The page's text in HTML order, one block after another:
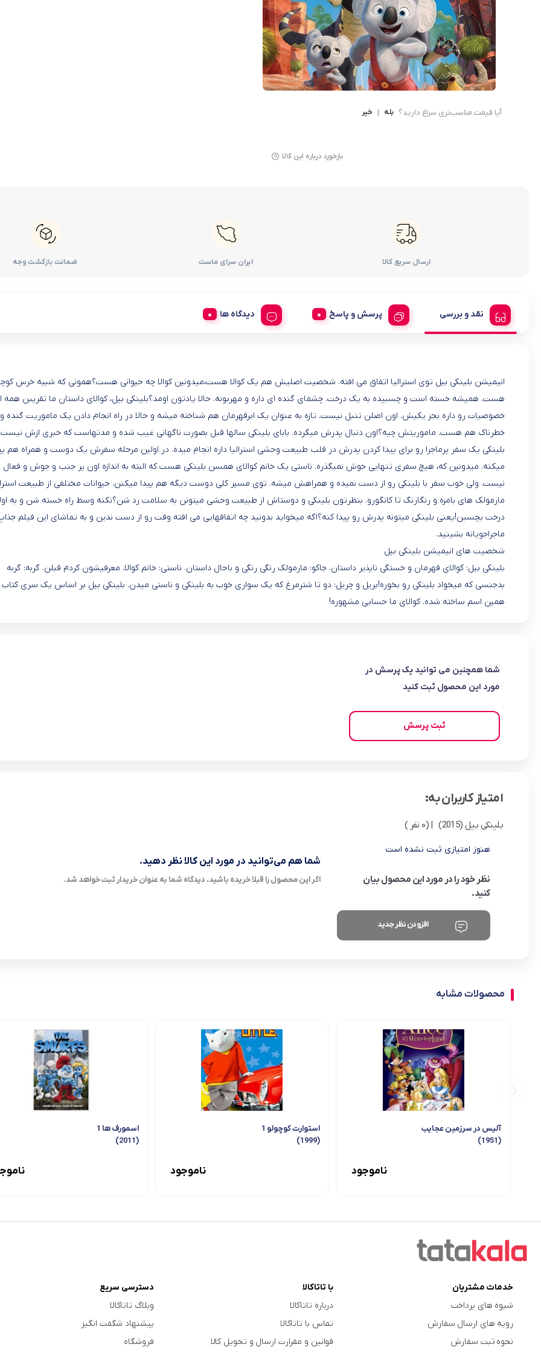
یخچال مینی بار
ابزارآلات و تجهیزات
کالای دیجیتال
سلامت و پزشکی
بازی و سرگرمی
آیا قیمت مناسب‌تری سراغ دارید؟ بله | خیر
بازخورد درباره این کالا
ارسال سریع کالا ایران سرای ماست ضمانت بازگشت وجه
نقد و بررسی پرسش و پاسخ دیدگاه ها
انیمیشن بلینکی بیل توی استرالیا اتفاق می افته. شخصیت اصلیش هم یک کوالا هست،میدونین کوالا چه حیوانی هست؟همونی که شبیه خرس
هست. همیشه خسته است و چسبیده به یک درخت. چشمای گنده ای داره و مهربونه. حالا یادتون اومد؟بلینکی بیل، کوالای داستان ما تقریبن همه
خصوصیات رو داره بجز یکیش. اون اصلن تنبل نیست. تازه به عنوان یک ابرقهرمان هم شناخته میشه و حالا در راه انجام دادن یک ماموریت گنده و
خطرناک هم هست. ماموریتش چیه؟اون دنبال پدرش میگرده. بابای بلینکی سالها قبل بصورت ناگهانی غیب شده و مدتهاست که خبری ازش نیست.
بلینکی یک سفر پرماجرا رو برای پیدا کردن پدرش در قلب طبیعت وحشی استرالیا داره انجام میده. در اولین مرحله سفرش یک دوست و همراه هم
میکنه. میدونین که، هیچ سفری تنهایی خوش نمیگذره. ناستی یک خانم کوالای همسن بلینکی هست که البته به اندازه اون پر جنب و جوش و فعال
نیست. ولی خوب سفر با بلینکی رو از دست نمیده و همراهش میشه. توی مسیر کلی دوست دیگه هم پیدا میکنن. حیوانات مختلفی از طبیعت
مارمولک های بامزه و رنگارنگ تا کانگورو. بنظرتون بلینکی و دوستاش از طبیعت وحشی میتونن به سلامت رد شن؟نکنه وسط راه خسته شن و به
درخت بچسبن!یعنی بلینکی میتونه پدرش رو پیدا کنه؟اگه میخواید بدونید چه اتفاقهایی می افته وقت رو از دست ندین و به تماشای این فیلم
ماجراجویانه بشینید.
شخصیت های انیمیشن بلینکی بیل
بلینکی بیل: کوالای قهرمان و خستگی ناپذیر داستان. جاکو: مارمولک رنگی رنگی و باحال داستان. ناستی: خانم کوالا. معرفیشون کردم قبلن. گربه: گربه
بدجنسی که میخواد بلینکی رو بخوره!بریل و چریل: دو تا شترمرغ که یک سواری خوب به بلینکی و ناستی میدن. بلینکی بیل بر اساس یک سری کتاب
همین اسم ساخته شده. کوالای ما حسابی مشهوره!
شما همچنین می توانید یک پرسش در
مورد این محصول ثبت کنید
ثبت پرسش
امتیاز کاربران به:
بلینکی بیل (2015) | (0 نفر )
هنوز امتیازی ثبت نشده است
نظر خود را در مورد این محصول بیان
کنید.
افزودن نظر جدید
شما هم می‌توانید در مورد این کالا نظر دهید.
اگر این محصول را قبلا خریده باشید، دیدگاه شما به عنوان خریدار ثبت خواهد شد.
محصولات مشابه
آلیس در سرزمین عجایب
(1951)
ناموجود
استوارت کوچولو 1
(1999)
ناموجود
اسمورف ها 1
(2011)
خدمات مشتریان
شیوه های پرداخت
رویه های ارسال سفارش
نحوه ثبت سفارش
با تاتاکالا
درباره تاتاکالا
تماس با تاتاکالا
قوانین و مقرارت ارسال و تحویل کالا
دسترسی سریع
وبلاگ تاتاکالا
پیشنهاد شگفت انگیز
فروشگاه